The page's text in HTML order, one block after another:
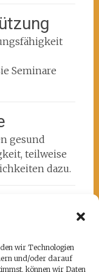
wir Technologien
und/oder darauf
können wir Daten
Seminare
gesund
teilweise
dazu.